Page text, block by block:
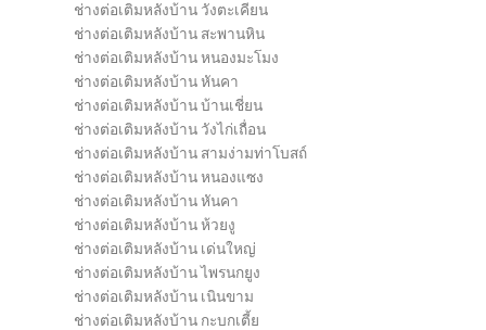
ช่างต่อเติมหลังบ้าน วังตะเคียน
ช่างต่อเติมหลังบ้าน สะพานหิน
ช่างต่อเติมหลังบ้าน หนองมะโมง
ช่างต่อเติมหลังบ้าน หันคา
ช่างต่อเติมหลังบ้าน บ้านเชี่ยน
ช่างต่อเติมหลังบ้าน วังไก่เถื่อน
ช่างต่อเติมหลังบ้าน สามง่ามท่าโบสถ์
ช่างต่อเติมหลังบ้าน หนองแซง
ช่างต่อเติมหลังบ้าน หันคา
ช่างต่อเติมหลังบ้าน ห้วยงู
ช่างต่อเติมหลังบ้าน เด่นใหญ่
ช่างต่อเติมหลังบ้าน ไพรนกยูง
ช่างต่อเติมหลังบ้าน เนินขาม
ช่างต่อเติมหลังบ้าน กะบกเตี้ย